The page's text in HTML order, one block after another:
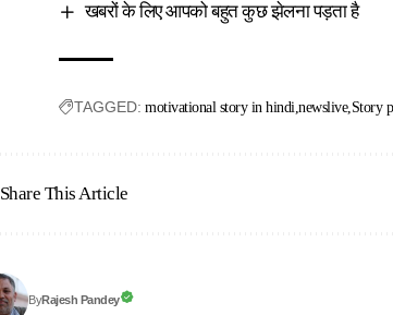
खबरों के लिए आपको बहुत कुछ झेलना पड़ता है
TAGGED: motivational story in hindi newslive Story
Share This Article
ByRajesh Pandey